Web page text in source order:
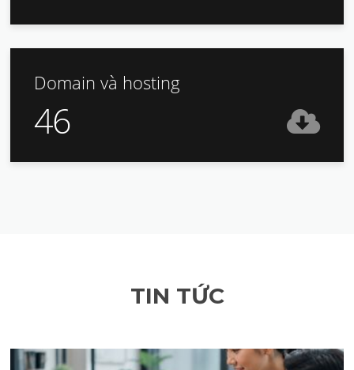
Domain và hosting
46
TIN TỨC